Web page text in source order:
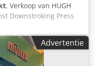
, Verkoop van HUGH
Downstroking Press
Werkhoogte 1060
A R Uzepfx Aklsf
machine met
Advertentie